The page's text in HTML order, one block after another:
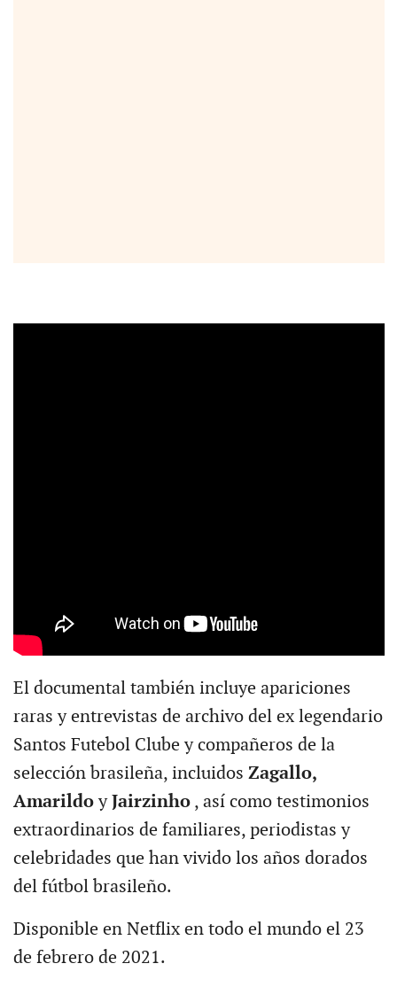
El documental también incluye apariciones
raras y entrevistas de archivo del ex legendario
Santos Futebol Clube y compañeros de la
selección brasileña, incluidos Zagallo,
AmarildoyJairzinho, así como testimonios
extraordinarios de familiares, periodistas y
celebridades que han vivido los años dorados
del fútbol brasileño.
Disponible en Netflix en todo el mundo el 23
de febrero de 2021.